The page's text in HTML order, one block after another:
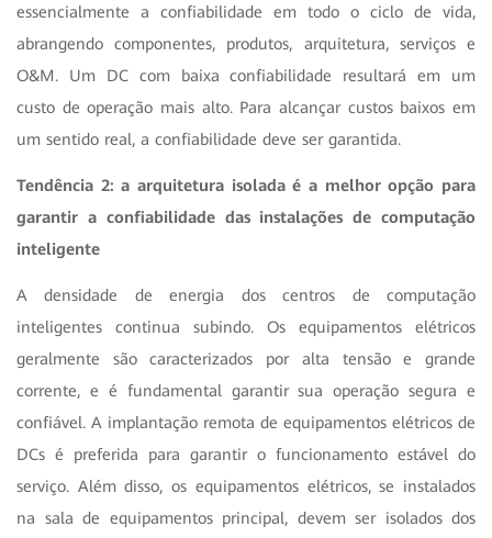
essencialmente a confiabilidade em todo o ciclo de vida,
abrangendo componentes, produtos, arquitetura, serviços e
O&M. Um DC com baixa confiabilidade resultará em um
custo de operação mais alto. Para alcançar custos baixos em
um sentido real, a confiabilidade deve ser garantida.
Tendência 2: a arquitetura isolada é a melhor opção para
garantir a confiabilidade das instalações de computação
inteligente
A densidade de energia dos centros de computação
inteligentes continua subindo. Os equipamentos elétricos
geralmente são caracterizados por alta tensão e grande
corrente, e é fundamental garantir sua operação segura e
confiável. A implantação remota de equipamentos elétricos de
DCs é preferida para garantir o funcionamento estável do
serviço. Além disso, os equipamentos elétricos, se instalados
na sala de equipamentos principal, devem ser isolados dos